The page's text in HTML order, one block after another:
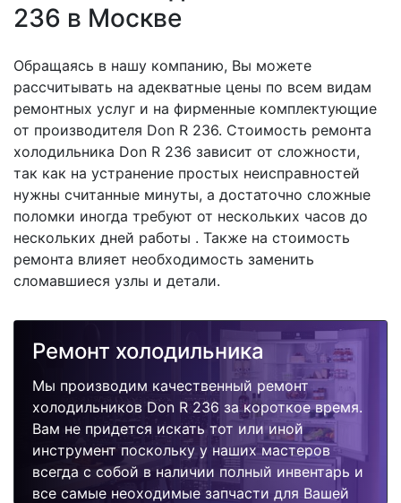
236 в Москве
Обращаясь в нашу компанию, Вы можете
рассчитывать на адекватные цены по всем видам
ремонтных услуг и на фирменные комплектующие
от производителя Don R 236. Стоимость ремонта
холодильника Don R 236 зависит от сложности,
так как на устранение простых неисправностей
нужны считанные минуты, а достаточно сложные
поломки иногда требуют от нескольких часов до
нескольких дней работы . Также на стоимость
ремонта влияет необходимость заменить
сломавшиеся узлы и детали.
Ремонт холодильника
Мы производим качественный ремонт
холодильников Don R 236 за короткое время.
Вам не придется искать тот или иной
инструмент поскольку у наших мастеров
всегда с собой в наличии полный инвентарь и
все самые неоходимые запчасти для Вашей